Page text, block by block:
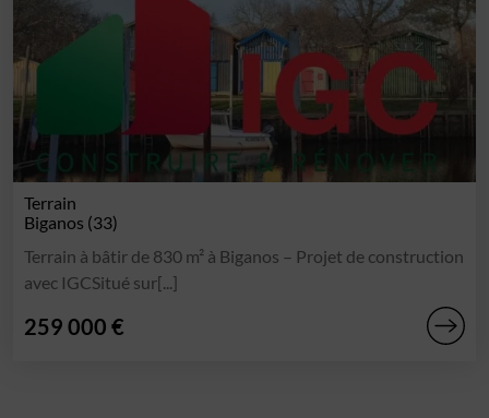
Terrain
Biganos (33)
Terrain à bâtir de 830 m² à Biganos – Projet de construction
avec IGCSitué sur[...]
259 000 €